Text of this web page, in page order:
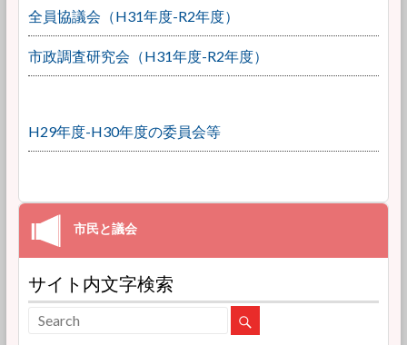
全員協議会（H31年度-R2年度）
市政調査研究会（H31年度-R2年度）
H29年度-H30年度の委員会等
サイト内文字検索